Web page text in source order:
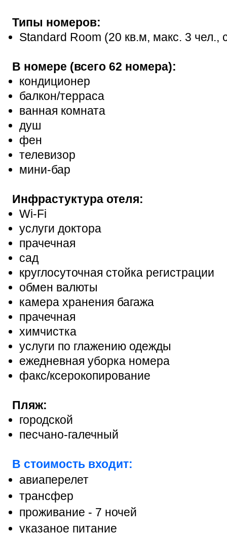
Типы номеров:
Standard Room (20 кв.м, макс. 3 чел.,
В номере (всего 62 номера):
кондиционер
балкон/терраса
ванная комната
душ
фен
телевизор
мини-бар
Инфрастуктура отеля:
Wi-Fi
услуги доктора
прачечная
сад
круглосуточная стойка регистрации
обмен валюты
камера хранения багажа
прачечная
химчистка
услуги по глажению одежды
ежедневная уборка номера
факс/ксерокопирование
Пляж:
городской
песчано-галечный
В стоимость входит:
авиаперелет
трансфер
проживание - 7 ночей
указаное питание